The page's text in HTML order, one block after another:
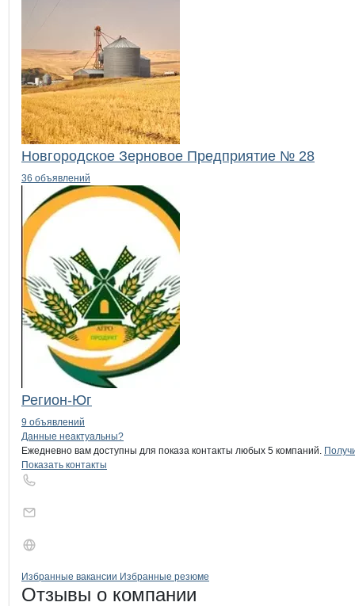
Новгородское Зерновое Предприятие № 28
36 объявлений
Регион-Юг
9 объявлений
Контактыкомпании
+7(800)000-00-..
Данные неактуальны?
Ежедневно вам доступны для показа контакты любых 5 компаний.
Показать контакты
Брендыкомпани БРАЙТ
Вакансии вБРАЙТ
Избранные вакансии Избранные резюме
Новости oБРАЙТ, ООО
Отзывы о компании